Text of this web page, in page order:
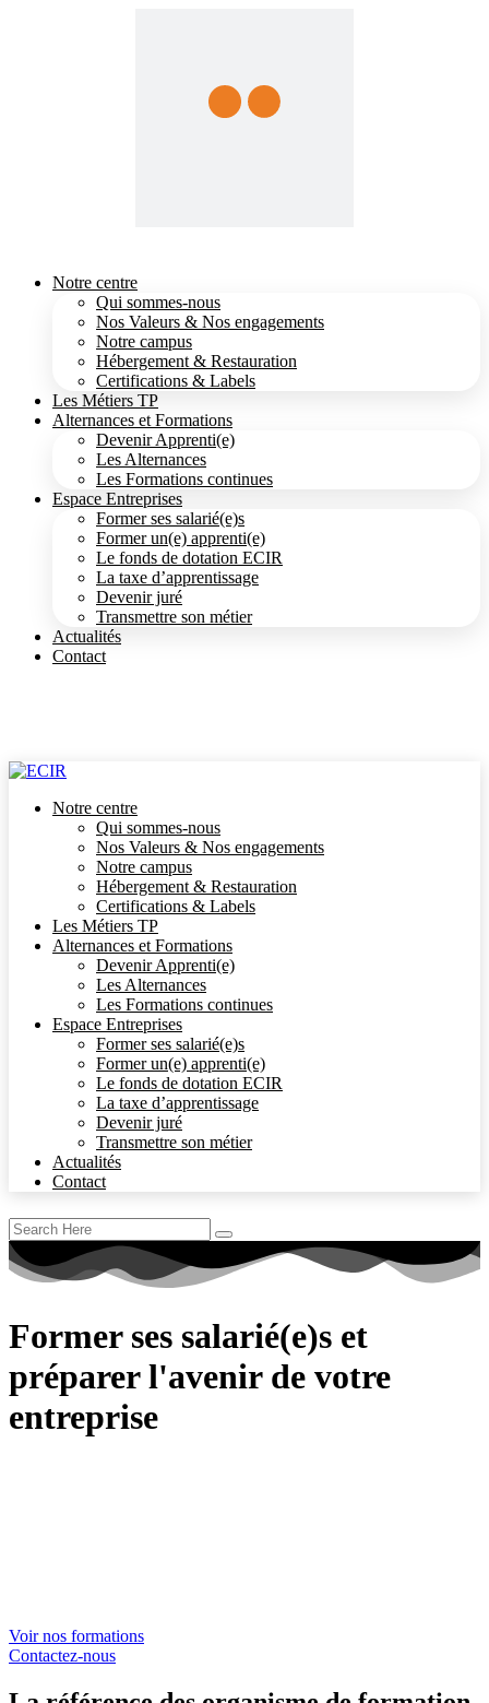
Notre centre
Qui sommes-nous
Nos Valeurs & Nos engagements
Notre campus
Hébergement & Restauration
Certifications & Labels
Les Métiers TP
Alternances et Formations
Devenir Apprenti(e)
Les Alternances
Les Formations continues
Espace Entreprises
Former ses salarié(e)s
Former un(e) apprenti(e)
Le fonds de dotation ECIR
La taxe d’apprentissage
Devenir juré
Transmettre son métier
Actualités
Contact
Notre centre
Qui sommes-nous
Nos Valeurs & Nos engagements
Notre campus
Hébergement & Restauration
Certifications & Labels
Les Métiers TP
Alternances et Formations
Devenir Apprenti(e)
Les Alternances
Les Formations continues
Espace Entreprises
Former ses salarié(e)s
Former un(e) apprenti(e)
Le fonds de dotation ECIR
La taxe d’apprentissage
Devenir juré
Transmettre son métier
Actualités
Contact
Former ses salarié(e)s et
préparer l'avenir de votre
entreprise
Voir nos formations
Contactez-nous